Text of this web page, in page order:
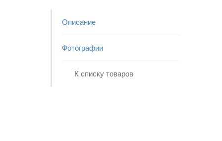
Описание
Фотографии
К списку товаров